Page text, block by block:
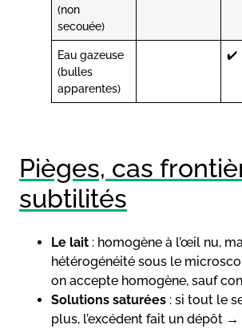
(non
secouée)
Eau gazeuse
(bulles
apparentes)
✔️
Pièges, cas
subtilités
Le lait : homogène à l’œil nu,
hétérogénéité sous le
on accepte homogène, sauf
Solutions saturées : si tout le
plus, l’excédent fait un dépôt →